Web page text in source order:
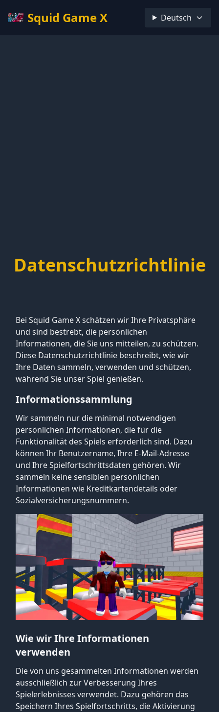
Squid Game X Deutsch
Datenschutzrichtlinie
Bei Squid Game X schätzen wir Ihre Privatsphäre
und sind bestrebt, die persönlichen
Informationen, die Sie uns mitteilen, zu schützen.
Diese Datenschutzrichtlinie beschreibt, wie wir
Ihre Daten sammeln, verwenden und schützen,
während Sie unser Spiel genießen.
Informationssammlung
Wir sammeln nur die minimal notwendigen
persönlichen Informationen, die für die
Funktionalität des Spiels erforderlich sind. Dazu
können Ihr Benutzername, Ihre E-Mail-Adresse
und Ihre Spielfortschrittsdaten gehören. Wir
sammeln keine sensiblen persönlichen
Informationen wie Kreditkartendetails oder
Sozialversicherungsnummern.
Wie wir Ihre Informationen
verwenden
Die von uns gesammelten Informationen werden
ausschließlich zur Verbesserung Ihres
Spielerlebnisses verwendet. Dazu gehören das
Speichern Ihres Spielfortschritts, die Aktivierung